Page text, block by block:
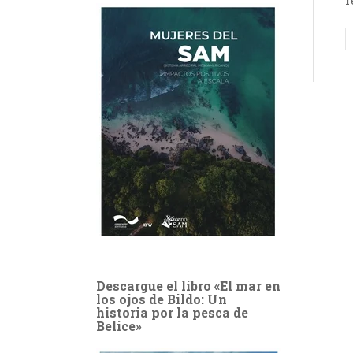
Descargue el libro «El mar en
los ojos de Bildo: Un
historia por la pesca de
Belice»